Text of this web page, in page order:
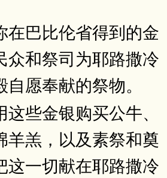
在巴比伦省得到的金
众和祭司为耶路撒冷
愿奉献的祭物。
些金银购买公牛、
羊羔，以及素祭和奠
这一切献在耶路撒冷